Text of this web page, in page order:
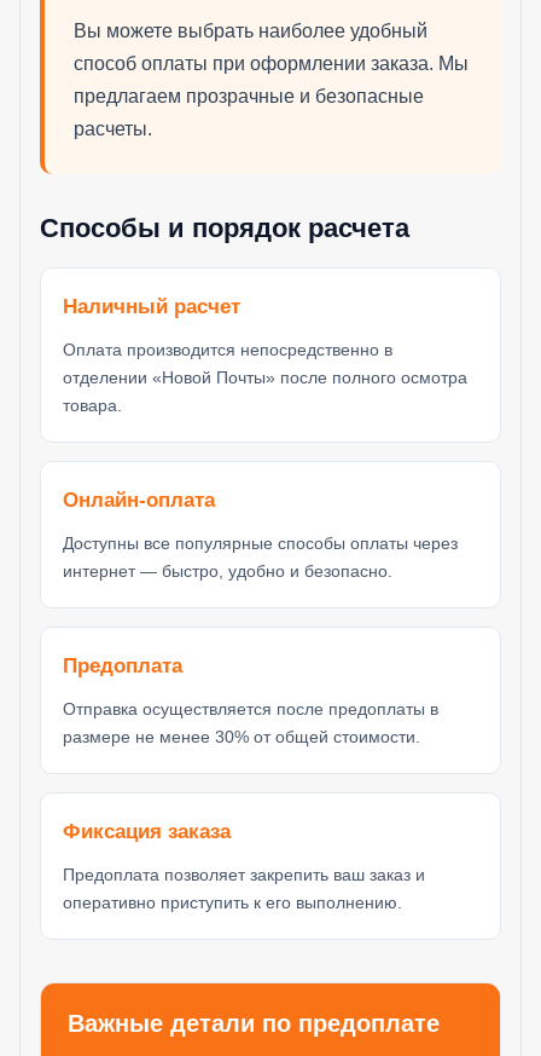
Вы можете выбрать наиболее удобный
способ оплаты при оформлении заказа. Мы
предлагаем прозрачные и безопасные
расчеты.
Способы и порядок расчета
Наличный расчет
Оплата производится непосредственно в
отделении «Новой Почты» после полного осмотра
товара.
Онлайн-оплата
Доступны все популярные способы оплаты через
интернет — быстро, удобно и безопасно.
Предоплата
Отправка осуществляется после предоплаты в
размере не менее 30% от общей стоимости.
Фиксация заказа
Предоплата позволяет закрепить ваш заказ и
оперативно приступить к его выполнению.
Важные детали по предоплате